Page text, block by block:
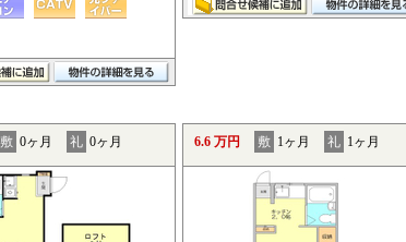
敷 0ヶ月 礼 0ヶ月 6.6 万円 敷 1ヶ月 礼 1ヶ月